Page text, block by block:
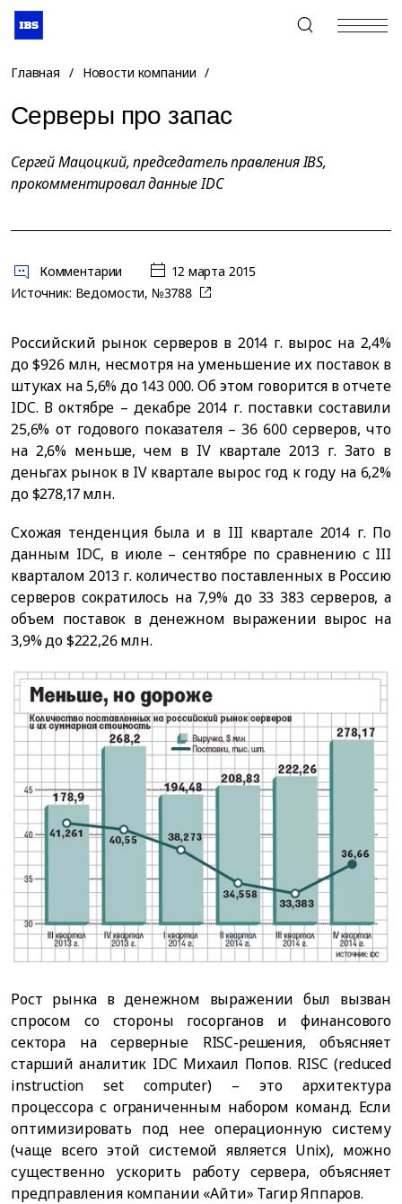
+7 (495) 967-80-80
Главная / Новости компании /
Серверы про запас
Сергей Мацоцкий, председатель правления IBS,
прокомментировал данные IDC
Комментарии
12 марта 2015
Источник: Ведомости, №3788
Российский рынок серверов в 2014 г. вырос на 2,4%
до $926 млн, несмотря на уменьшение их поставок в
штуках на 5,6% до 143 000. Об этом говоритcя в отчете
IDC. В октябре – декабре 2014 г. поставки составили
25,6% от годового показателя – 36 600 серверов, что
на 2,6% меньше, чем в IV квартале 2013 г. Зато в
деньгах рынок в IV квартале вырос год к году на 6,2%
до $278,17 млн.
Схожая тенденция была и в III квартале 2014 г. По
данным IDC, в июле – сентябре по сравнению с III
кварталом 2013 г. количество поставленных в Россию
серверов сократилось на 7,9% до 33 383 серверов, а
объем поставок в денежном выражении вырос на
3,9% до $222,26 млн.
Рост рынка в денежном выражении был вызван
спросом со стороны госорганов и финансового
сектора на серверные RISC-решения, объясняет
старший аналитик IDC Михаил Попов. RISC (reduced
instruction set computer) – это архитектура
процессора с ограниченным набором команд. Если
оптимизировать под нее операционную систему
(чаще всего этой системой является Unix), можно
существенно ускорить работу сервера, объясняет
предправления компании «Айти» Тагир Яппаров.